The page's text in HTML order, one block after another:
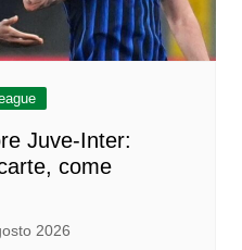
Juve-Inter:
come
2026